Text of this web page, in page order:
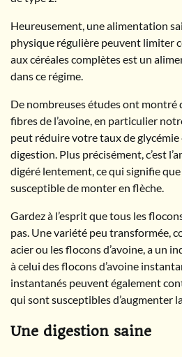
Heureusement, une alimentation
physique régulière peuvent limiter
aux céréales complètes est un
dans ce régime.
De nombreuses études ont montré
fibres de l’avoine, en particulier
peut réduire votre taux de
digestion. Plus précisément, c’est
digéré lentement, ce qui signifie
susceptible de monter en flèche.
Gardez à l’esprit que tous les
pas. Une variété peu transformée,
acier ou les flocons d’avoine, a un
à celui des flocons d’avoine
instantanés peuvent également
qui sont susceptibles d’augmenter
Une digestion saine